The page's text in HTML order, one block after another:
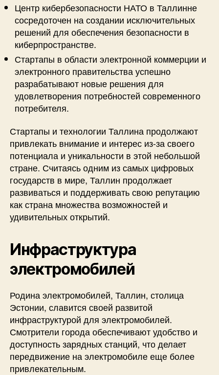
Центр кибербезопасности НАТО в Таллинне
сосредоточен на создании исключительных
решений для обеспечения безопасности в
киберпространстве.
Стартапы в области электронной коммерции и
электронного правительства успешно
разрабатывают новые решения для
удовлетворения потребностей современного
потребителя.
Стартапы и технологии Таллина продолжают
привлекать внимание и интерес из-за своего
потенциала и уникальности в этой небольшой
стране. Считаясь одним из самых цифровых
государств в мире, Таллин продолжает
развиваться и поддерживать свою репутацию
как страна множества возможностей и
удивительных открытий.
Инфраструктура
электромобилей
Родина электромобилей, Таллин, столица
Эстонии, славится своей развитой
инфраструктурой для электромобилей.
Смотрители города обеспечивают удобство и
доступность зарядных станций, что делает
передвижение на электромобиле еще более
привлекательным.